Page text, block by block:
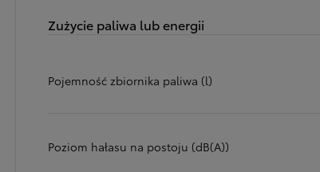
Zużycie paliwa lub energii
Pojemność zbiornika paliwa (l)
Poziom hałasu na postoju (dB(A))